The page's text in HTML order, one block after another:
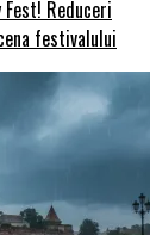
Reduceri
festivalului